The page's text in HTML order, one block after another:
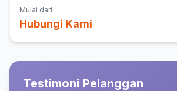
Mulai dari
Hubungi Kami
Testimoni Pelanggan